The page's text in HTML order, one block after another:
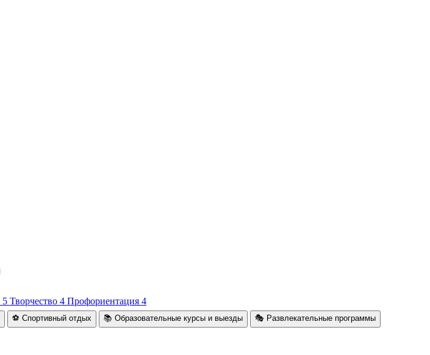
5 Творчество 4 Профориентация 4
⚽ Спортивный отдых 📚 Образовательные курсы и выезды 🎭 Развлекательные программы